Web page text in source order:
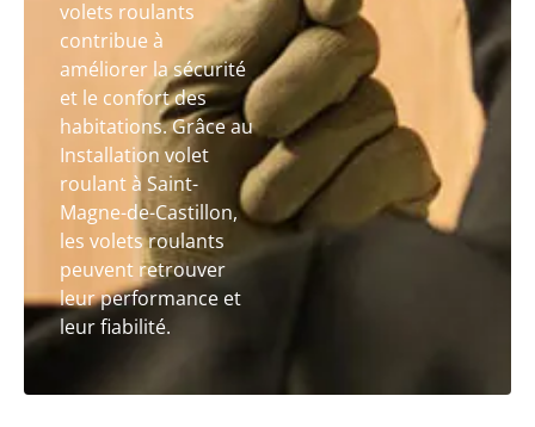
volets roulants
contribue à
améliorer la sécurité
et le confort des
habitations. Grâce au
Installation volet
roulant à Saint-
Magne-de-Castillon,
les volets roulants
peuvent retrouver
leur performance et
leur fiabilité.